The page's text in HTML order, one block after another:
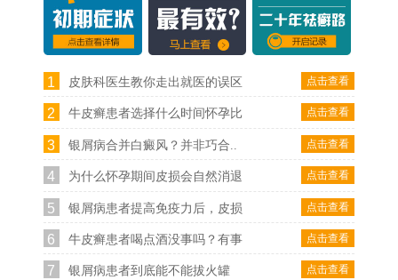
1 点击查看
皮肤科医生教你走出就医的误区
2 点击查看
牛皮癣患者选择什么时间怀孕比
3 点击查看
银屑病合并白癜风？并非巧合..
4 点击查看
为什么怀孕期间皮损会自然消退
5 点击查看
银屑病患者提高免疫力后，皮损
6 点击查看
牛皮癣患者喝点酒没事吗？有事
7 点击查看
银屑病患者到底能不能拔火罐